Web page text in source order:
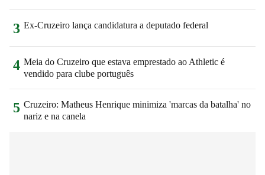
3 Ex-Cruzeiro lança candidatura a deputado federal
4 Meia do Cruzeiro que estava emprestado ao Athletic é
vendido para clube português
5 Cruzeiro: Matheus Henrique minimiza 'marcas da batalha' no
nariz e na canela